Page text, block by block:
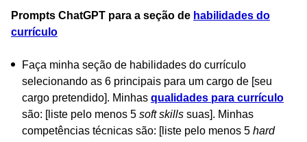
Prompts ChatGPT para a seção de habilidades do
currículo
Faça minha seção de habilidades do currículo
selecionando as 6 principais para um cargo de [seu
cargo pretendido]. Minhas qualidades para currículo
são: [liste pelo menos 5 soft skills suas]. Minhas
competências técnicas são: [liste pelo menos 5 hard